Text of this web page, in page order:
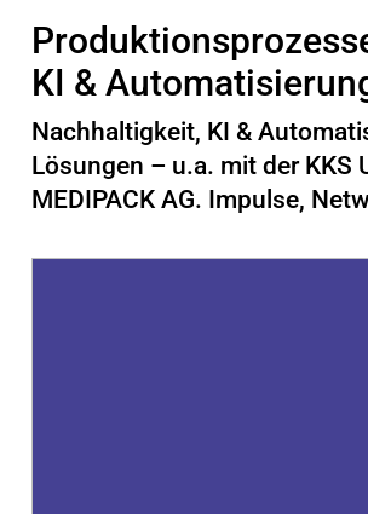
KI &
Nachhaltigkeit, KI &
Lösungen – u.a. mit der
MEDIPACK AG. Impulse,